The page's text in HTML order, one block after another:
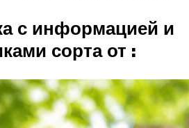
с информацией и
сорта от :